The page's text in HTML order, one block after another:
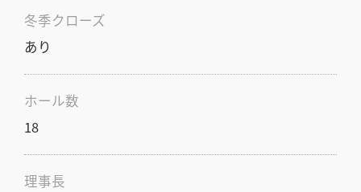
冬季クローズ
あり
ホール数
18
理事長